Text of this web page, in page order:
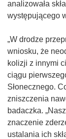
analizowała
występującego
„W drodze
wniosku, że
kolizji z innymi
ciągu
Słonecznego.
zniszczenia
badaczka.
znaczenie
ustalania ich